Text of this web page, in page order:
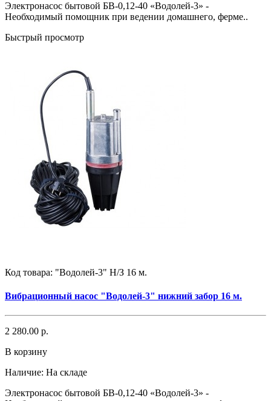
Электронасос бытовой БВ-0,12-40 «Водолей-3» -
Необходимый помощник при ведении домашнего, ферме..
Быстрый просмотр
Код товара: "Водолей-3" Н/З 16 м.
Вибрационный насос "Водолей-3" нижний забор 16 м.
2 280.00 р.
В корзину
Наличие: На складе
Электронасос бытовой БВ-0,12-40 «Водолей-3» -